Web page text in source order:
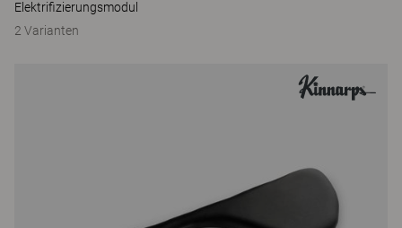
Elektrifizierungsmodul
2 Varianten